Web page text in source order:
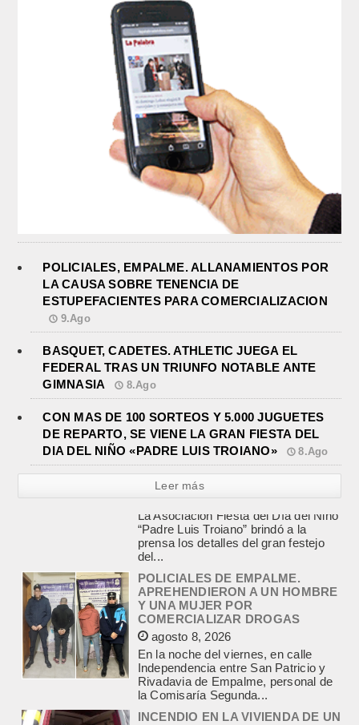
POLICIALES, EMPALME. ALLANAMIENTOS POR
LA CAUSA SOBRE TENENCIA DE
ESTUPEFACIENTES PARA COMERCIALIZACION
9.Ago
BASQUET, CADETES. ATHLETIC JUEGA EL
FEDERAL TRAS UN TRIUNFO NOTABLE ANTE
GIMNASIA
8.Ago
CON MAS DE 100 SORTEOS Y 5.000 JUGUETES
DE REPARTO, SE VIENE LA GRAN FIESTA DEL
DIA DEL NIÑO «PADRE LUIS TROIANO»
8.Ago
Leer más
POLICIALES DE EMPALME.
APREHENDIERON A UN HOMBRE
Y UNA MUJER POR
agosto 8, 2026
En la noche del viernes, en calle
Independencia entre San Patricio y
Rivadavia de Empalme, personal de
la Comisaría Segunda...
INCENDIO EN LA VIVIENDA DE UN
VETERANO DE MALVINAS DE
LOBOS